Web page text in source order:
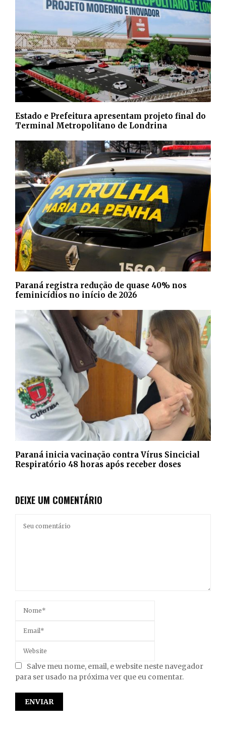
Estado e Prefeitura apresentam projeto final do
Terminal Metropolitano de Londrina
Paraná registra redução de quase 40% nos
feminicídios no início de 2026
Paraná inicia vacinação contra Vírus Sincicial
Respiratório 48 horas após receber doses
DEIXE UM COMENTÁRIO
Salve meu nome, email, e website neste navegador
para ser usado na próxima ver que eu comentar.